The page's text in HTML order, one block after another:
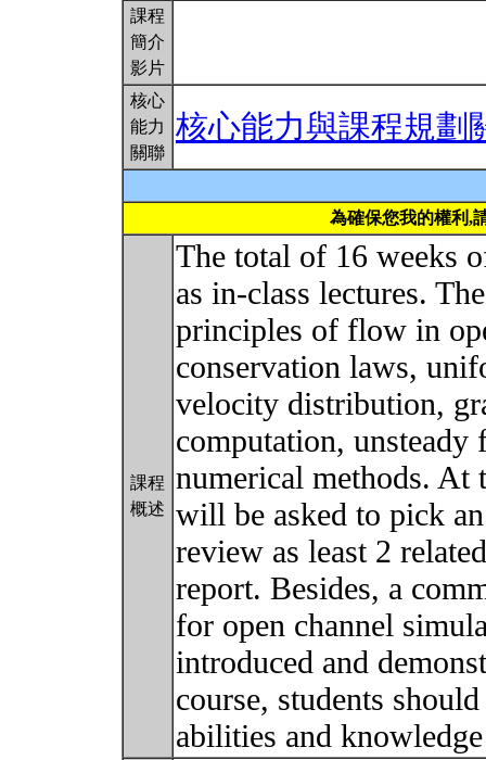
課程
簡介
影片
核心
能力
關聯
核心能力與課程規劃
為確保您我的權利,
課程
概述
The total of 16 weeks
as in-class lectures.
principles of flow in
conservation laws,
velocity distribution,
computation,
numerical methods. At
will be asked to pick
review as least 2
report. Besides, a
for open channel
introduced and
course, students
abilities and